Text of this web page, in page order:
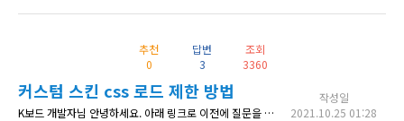
추천
0
답변
3
조회
3360
커스텀 스킨 css 로드 제한 방법
K보드 개발자님 안녕하세요. 아래 링크로 이전에 질문을 드렸으나, 문제가 잘 해결되지 않아 재질문을 남깁니다. https://www.cosmosfarm.com/threads/document/55665 아래 유첨 그림을 보시면, 현재 comment 스킨 2개 (위쪽), k보드 스킨 여러개(아래쪽)의 css 파일이 개별적으로 로딩되고 있습니다. https://imgur.com/a/UFgYdgN 전에 functions.ph
작성일
2021.10.25 01:28